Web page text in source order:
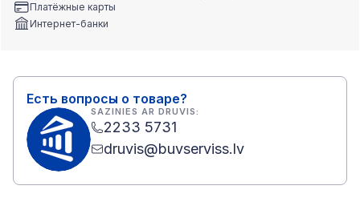
Платёжные карты
Интернет-банки
Есть вопросы о товаре?
SAZINIES AR DRUVIS:
2233 5731
druvis@buvserviss.lv